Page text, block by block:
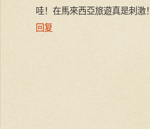
哇！在馬來西亞旅遊真是刺激！
回复